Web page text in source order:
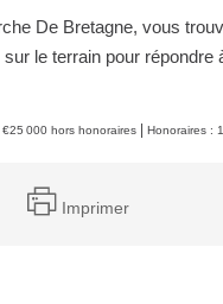
De Bretagne, vous
le terrain pour
€25 000 hors honoraires Honoraires :
Imprimer